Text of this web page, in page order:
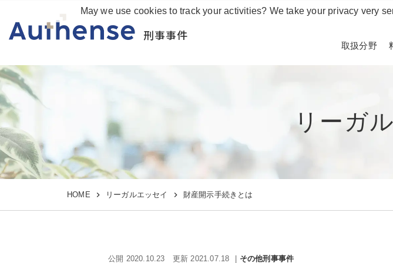
刑事事件
取扱分野
リーガ
HOME リーガルエッセイ 財産開示手続きとは
公開 2020.10.23 更新 2021.07.18 その他刑事事件
May we use cookies to track your activities? We take your privacy very